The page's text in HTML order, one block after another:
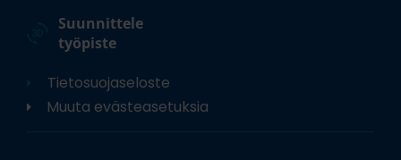
Suunnittele
työpiste
Tietosuojaseloste
Muuta evästeasetuksia